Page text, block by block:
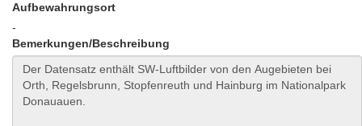
Aufbewahrungsort
-
Bemerkungen/Beschreibung